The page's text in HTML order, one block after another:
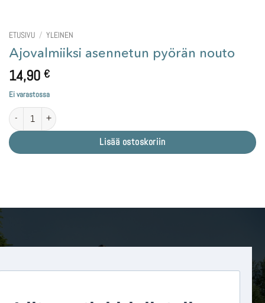
ETUSIVU / YLEINEN
Ajovalmiiksi asennetun pyörän nouto
14,90 €
Ei varastossa
Ajovalmiiksi asennetun pyörän nouto määrä
Lisää ostoskoriin